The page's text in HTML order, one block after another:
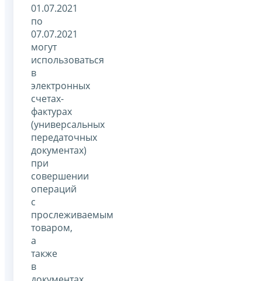
01.07.2021
по
07.07.2021
могут
использоваться
в
электронных
счетах-
фактурах
(универсальных
передаточных
документах)
при
совершении
операций
с
прослеживаемым
товаром,
а
также
в